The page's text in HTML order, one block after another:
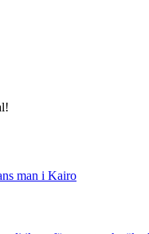
man i Kairo